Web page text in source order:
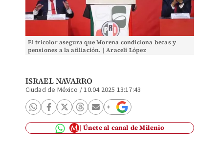
El tricolor asegura que Morena condiciona becas y
pensiones a la afiliación. | Araceli López
ISRAEL NAVARRO
Ciudad de México /10.04.2025 13:17:43
Únete al canal de Milenio